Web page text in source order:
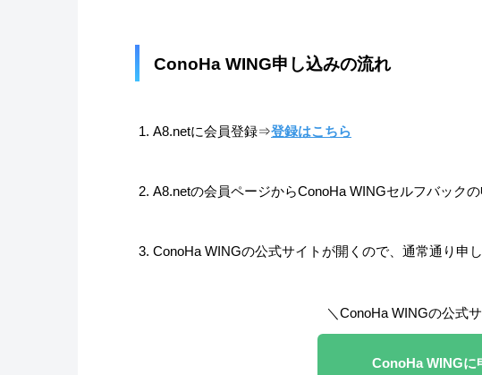
ConoHa WING申し込みの流れ
A8.netに会員登録⇒登録はこちら
A8.netの会員ページからConoHa WINGセルフバック
ConoHa WINGの公式サイトが開くので、通常通り申
＼ConoHa WINGの公式
ConoHa WINGに